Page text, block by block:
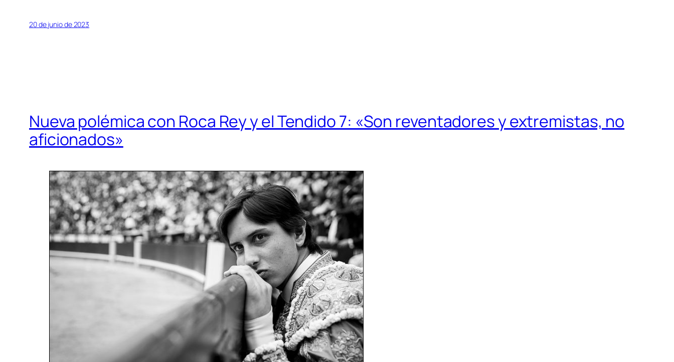
20 de junio de 2023
Nueva polémica con Roca Rey y el Tendido 7: «Son reventadores y extremistas, no
aficionados»